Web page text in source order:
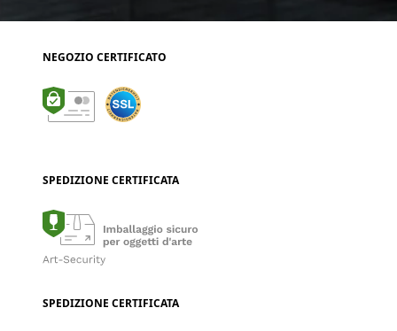
NEGOZIO CERTIFICATO
SPEDIZIONE CERTIFICATA
SPEDIZIONE CERTIFICATA